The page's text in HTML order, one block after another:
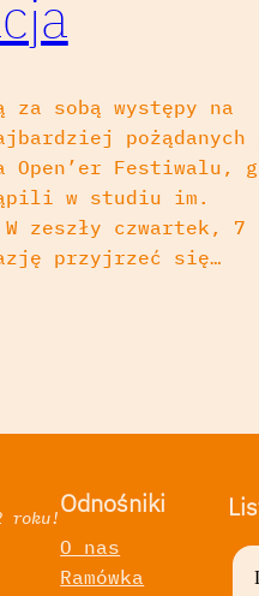
sobą występy na
pożądanych
Open’er Festiwalu,
w studiu im.
zeszły czwartek, 7
przyjrzeć się…
roku!Odnośniki
O nas
Ramówka